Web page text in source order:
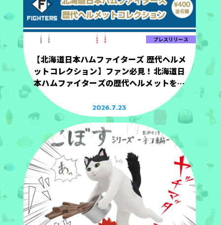
プレスリリース
【北海道日本ハムファイターズ 歴代ヘルメ
ットコレクション】ファン必見！北海道日
本ハムファイターズの歴代ヘルメットを手
2026.7.23